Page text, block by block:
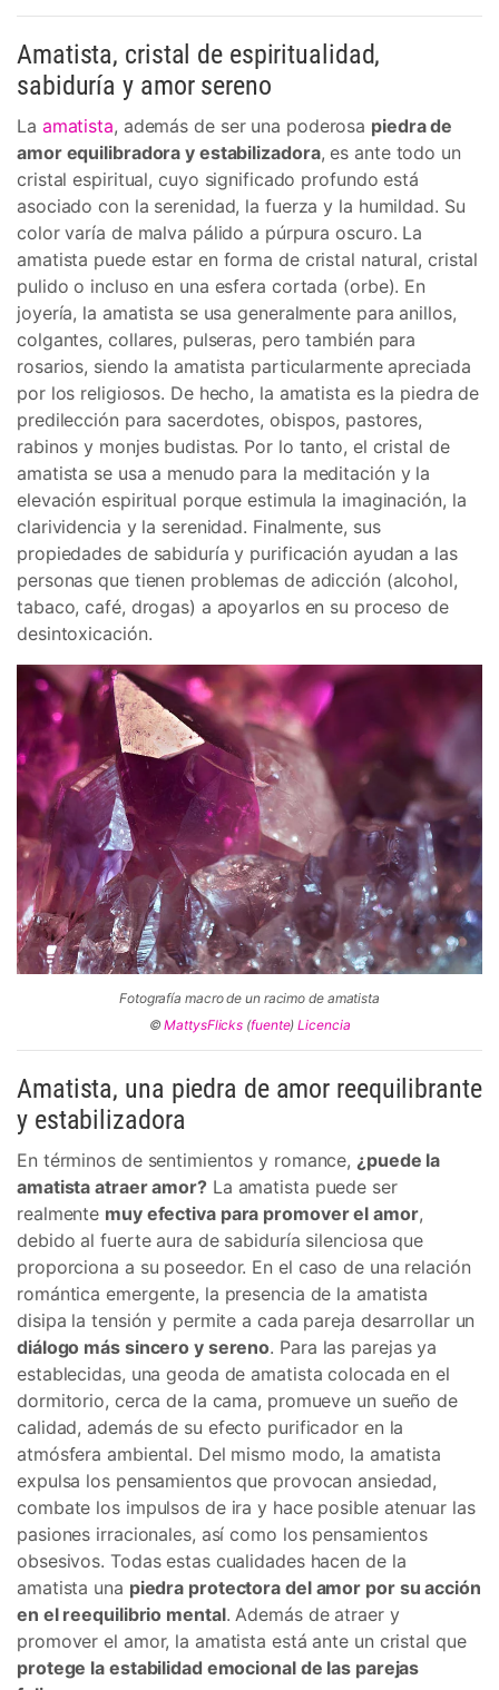
Amatista, cristal de espiritualidad,
sabiduría y amor sereno
La amatista, además de ser una poderosa piedra de
amor equilibradora y estabilizadora, es ante todo un
cristal espiritual, cuyo significado profundo está
asociado con la serenidad, la fuerza y la humildad. Su
color varía de malva pálido a púrpura oscuro. La
amatista puede estar en forma de cristal natural, cristal
pulido o incluso en una esfera cortada (orbe). En
joyería, la amatista se usa generalmente para anillos,
colgantes, collares, pulseras, pero también para
rosarios, siendo la amatista particularmente apreciada
por los religiosos. De hecho, la amatista es la piedra de
predilección para sacerdotes, obispos, pastores,
rabinos y monjes budistas. Por lo tanto, el cristal de
amatista se usa a menudo para la meditación y la
elevación espiritual porque estimula la imaginación, la
clarividencia y la serenidad. Finalmente, sus
propiedades de sabiduría y purificación ayudan a las
personas que tienen problemas de adicción (alcohol,
tabaco, café, drogas) a apoyarlos en su proceso de
desintoxicación.
Fotografía macro de un racimo de amatista
©MattysFlicks (fuente)Licencia
Amatista, una piedra de amor reequilibrante
y estabilizadora
En términos de sentimientos y romance, ¿puede la
amatista atraer amor?La amatista puede ser
realmente muy efectiva para promover el amor,
debido al fuerte aura de sabiduría silenciosa que
proporciona a su poseedor. En el caso de una relación
romántica emergente, la presencia de la amatista
disipa la tensión y permite a cada pareja desarrollar un
diálogo más sincero y sereno. Para las parejas ya
establecidas, una geoda de amatista colocada en el
dormitorio, cerca de la cama, promueve un sueño de
calidad, además de su efecto purificador en la
atmósfera ambiental. Del mismo modo, la amatista
expulsa los pensamientos que provocan ansiedad,
combate los impulsos de ira y hace posible atenuar las
pasiones irracionales, así como los pensamientos
obsesivos. Todas estas cualidades hacen de la
amatista una piedra protectora del amor por su acción
en el reequilibrio mental. Además de atraer y
promover el amor, la amatista está ante un cristal que
protege la estabilidad emocional de las parejas